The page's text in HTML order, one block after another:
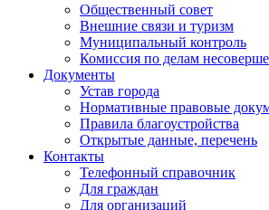
Общественный совет
Внешние связи и туризм
Муниципальный контроль
Комиссия по делам
Документы
Устав города
Нормативные правовые
Правила благоустройства
Открытые данные, перечень
Контакты
Телефонный справочник
Для граждан
Для организаций